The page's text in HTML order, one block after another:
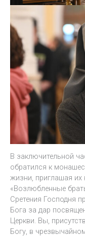
В заключительной
обратился к
жизни, приглашая
«Возлюбленные
Сретения Господня
Бога за дар
Церкви. Вы,
Богу, в